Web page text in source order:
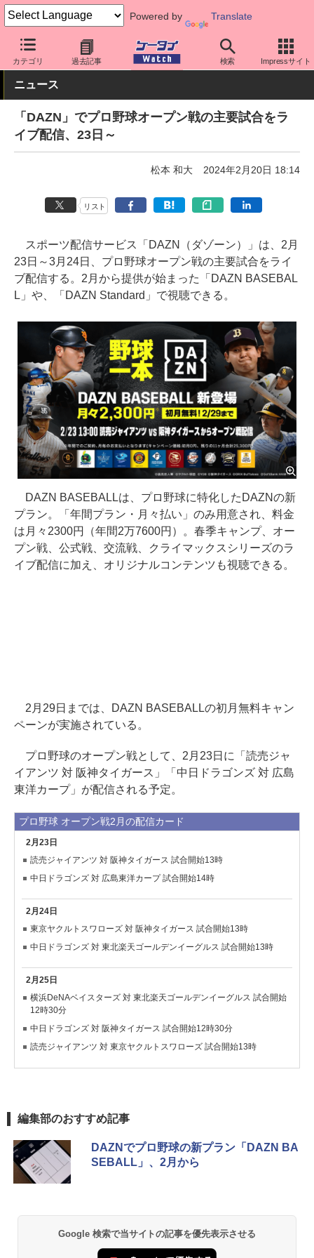
Powered by Translate
カテゴリ 過去記事 検索 Impressサイト
ケータイ Watch アプリ・サービス 動画・音楽・ゲーム
ニュース
「DAZN」でプロ野球オープン戦の主要試合をラ
イブ配信、23日～
松本 和大 2024年2月20日 18:14
リスト
スポーツ配信サービス「DAZN（ダゾーン）」は、2月
23日～3月24日、プロ野球オープン戦の主要試合をライ
ブ配信する。2月から提供が始まった「DAZN BASEBAL
L」や、「DAZN Standard」で視聴できる。
DAZN BASEBALLは、プロ野球に特化したDAZNの新
プラン。「年間プラン・月々払い」のみ用意され、料金
は月々2300円（年間2万7600円）。春季キャンプ、オー
プン戦、公式戦、交流戦、クライマックスシリーズのラ
イブ配信に加え、オリジナルコンテンツも視聴できる。
2月29日までは、DAZN BASEBALLの初月無料キャン
ペーンが実施されている。
プロ野球のオープン戦として、2月23日に「読売ジャ
イアンツ 対 阪神タイガース」「中日ドラゴンズ 対 広島
東洋カープ」が配信される予定。
プロ野球 オープン戦2月の配信カード
2月23日
読売ジャイアンツ 対 阪神タイガース 試合開始13時
中日ドラゴンズ 対 広島東洋カープ 試合開始14時
2月24日
東京ヤクルトスワローズ 対 阪神タイガース 試合開始13時
中日ドラゴンズ 対 東北楽天ゴールデンイーグルス 試合開始13時
2月25日
横浜DeNAベイスターズ 対 東北楽天ゴールデンイーグルス 試合開始
12時30分
中日ドラゴンズ 対 阪神タイガース 試合開始12時30分
読売ジャイアンツ 対 東京ヤクルトスワローズ 試合開始13時
編集部のおすすめ記事
DAZNでプロ野球の新プラン「DAZN BA
SEBALL」、2月から
Google 検索で当サイトの記事を優先表示させる